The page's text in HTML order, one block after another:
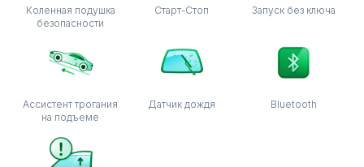
Коленная подушка
безопасности
Старт-Стоп Запуск без ключа
Ассистент трогания
на подъеме
Датчик дождя Bluetooth